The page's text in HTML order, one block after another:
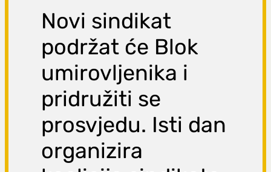
Novi sindikat
podržat će Blok
umirovljenika i
pridružiti se
prosvjedu. Isti dan
organizira